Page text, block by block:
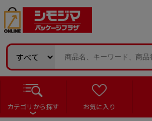
カテゴリから探す お気に入り